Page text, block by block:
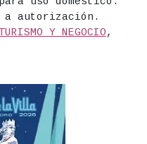
autorización.
Y NEGOCIO,